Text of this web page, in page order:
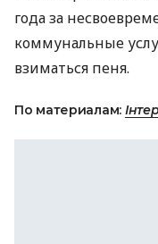
года за
коммунальные
взиматься пеня.
По материалам: